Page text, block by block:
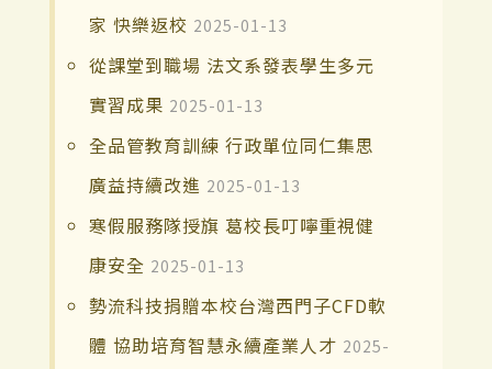
家 快樂返校 2025-01-13
從課堂到職場 法文系發表學生多元
實習成果 2025-01-13
全品管教育訓練 行政單位同仁集思
廣益持續改進 2025-01-13
寒假服務隊授旗 葛校長叮嚀重視健
康安全 2025-01-13
勢流科技捐贈本校台灣西門子CFD軟
體 協助培育智慧永續產業人才 2025-